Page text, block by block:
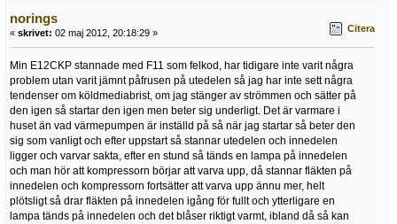
norings
« skrivet: 02 maj 2012, 20:18:29 » Citera
Min E12CKP stannade med F11 som felkod, har tidigare inte varit några
problem utan varit jämnt påfrusen på utedelen så jag har inte sett några
tendenser om köldmediabrist, om jag stänger av strömmen och sätter på
den igen så startar den igen men beter sig underligt. Det är varmare i
huset än vad värmepumpen är inställd på så när jag startar så beter den
sig som vanligt och efter uppstart så stannar utedelen och innedelen
ligger och varvar sakta, efter en stund så tänds en lampa på innedelen
och man hör att kompressorn börjar att varva upp, då stannar fläkten på
innedelen och kompressorn fortsätter att varva upp ännu mer, helt
plötsligt så drar fläkten på innedelen igång för fullt och ytterligare en
lampa tänds på innedelen och det blåser riktigt varmt, ibland då så kan